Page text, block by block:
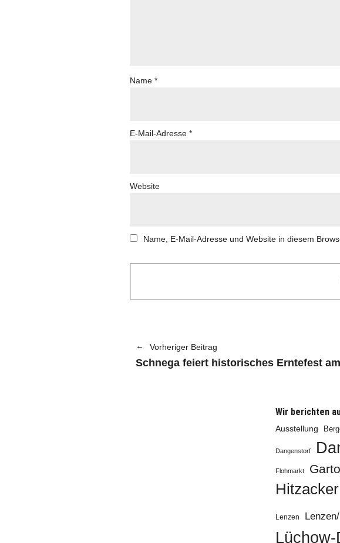
Name*
E-Mail-Adresse*
Website
Name, E-Mail-Adresse und Website in diesem
Vorheriger Beitrag
Schnega feiert historisches Erntefest
Wir berichten
Ausstellung
Dangenstorf
Flohmarkt
Hitzacker
Lenzen